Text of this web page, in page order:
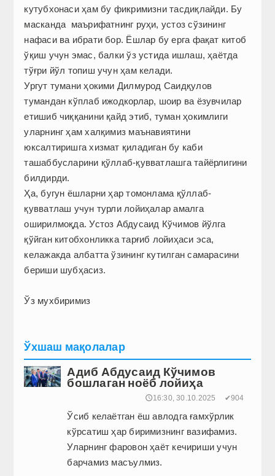
кутубхонаси ҳам бу фикримизни тасдиқлайди. Бу
масканда маърифатнинг руҳи, устоз сўзининг
нафаси ва ибрати бор. Ёшлар бу ерга фақат китоб
ўқиш учун эмас, балки ўз устида ишлаш, ҳаётда
тўғри йўл топиш учун ҳам келади.
Ургут тумани ҳокими Дилмурод Саидқулов
тумандан кўплаб ижодкорлар, шоир ва ёзувчилар
етишиб чиққанини қайд этиб, туман ҳокимлиги
уларнинг ҳам халқимиз маънавиятини
юксалтиришга хизмат қиладиган бу каби
ташаббусларини қўллаб-қувватлашга тайёрлигини
билдирди.
Ҳа, бугун ёшларни ҳар томонлама қўллаб-
қувватлаш учун турли лойиҳалар амалга
оширилмоқда. Устоз Абдусаид Кўчимов йўлга
қўйган китобхонликка тарғиб лойиҳаси эса,
келажакда албатта ўзининг кутилган самарасини
бериши шубҳасиз.
Ўз мухбиримиз
Ўхшаш мақолалар
Адиб Абдусаид Кўчимов
бошлаган ноёб лойиҳа
🕔16:30, 30.10.2025 ✔904
Ўсиб келаётган ёш авлодга ғамхўрлик
кўрсатиш ҳар биримизнинг вазифамиз.
Уларнинг фаровон ҳаёт кечириши учун
барчамиз масъулмиз.